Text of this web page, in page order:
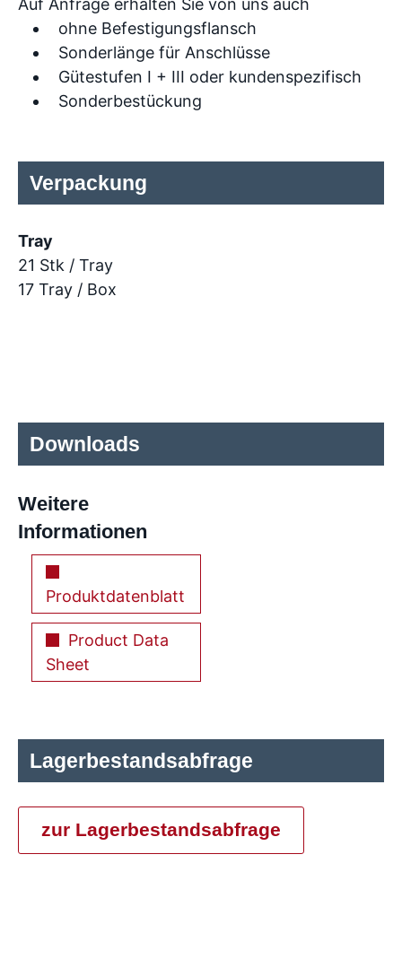
Auf Anfrage erhalten Sie von uns auch
ohne Befestigungsflansch
Sonderlänge für Anschlüsse
Gütestufen I + III oder kundenspezifisch
Sonderbestückung
Verpackung
Tray
21 Stk / Tray
17 Tray / Box
Downloads
Weitere
Informationen
Produktdatenblatt
Product Data
Sheet
Lagerbestandsabfrage
zur Lagerbestandsabfrage